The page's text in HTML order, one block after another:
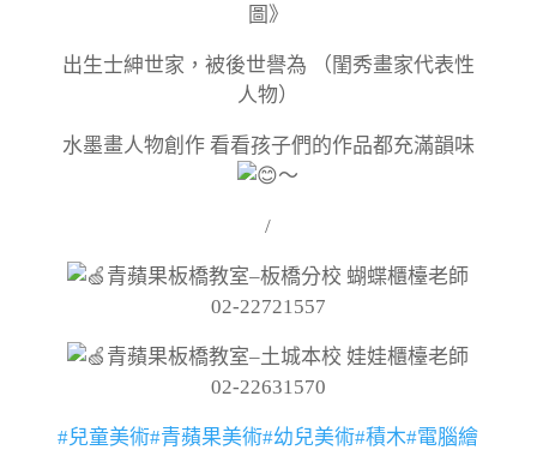
圖》
出生士紳世家，被後世譽為 （閨秀畫家代表性
人物）
水墨畫人物創作 看看孩子們的作品都充滿韻味
～
/
青蘋果板橋教室–板橋分校 蝴蝶櫃檯老師
02-22721557
青蘋果板橋教室–土城本校 娃娃櫃檯老師
02-22631570
#兒童美術#青蘋果美術#幼兒美術#積木#電腦繪